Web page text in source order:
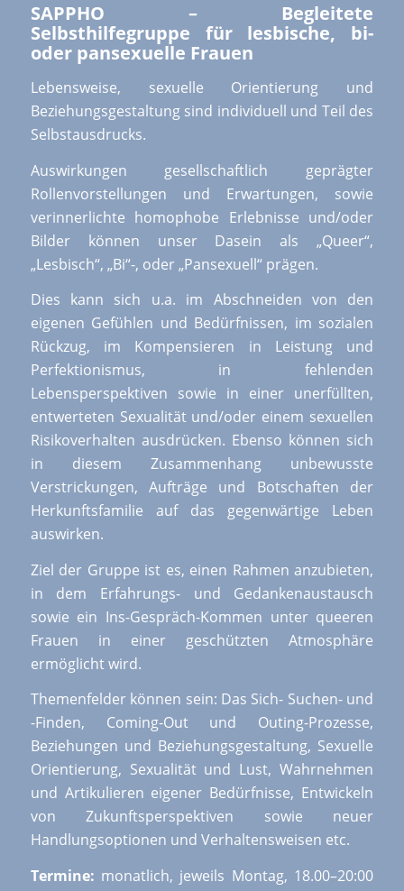
SAPPHO – Begleitete
Selbsthilfegruppe für lesbische, bi-
oder pansexuelle Frauen
Lebensweise, sexuelle Orientierung und
Beziehungsgestaltung sind individuell und Teil des
Selbstausdrucks.
Auswirkungen gesellschaftlich geprägter
Rollenvorstellungen und Erwartungen, sowie
verinnerlichte homophobe Erlebnisse und/oder
Bilder können unser Dasein als „Queer“,
„Lesbisch“, „Bi“-, oder „Pansexuell“ prägen.
Dies kann sich u.a. im Abschneiden von den
eigenen Gefühlen und Bedürfnissen, im sozialen
Rückzug, im Kompensieren in Leistung und
Perfektionismus, in fehlenden
Lebensperspektiven sowie in einer unerfüllten,
entwerteten Sexualität und/oder einem sexuellen
Risikoverhalten ausdrücken. Ebenso können sich
in diesem Zusammenhang unbewusste
Verstrickungen, Aufträge und Botschaften der
Herkunftsfamilie auf das gegenwärtige Leben
auswirken.
Ziel der Gruppe ist es, einen Rahmen anzubieten,
in dem Erfahrungs- und Gedankenaustausch
sowie ein Ins-Gespräch-Kommen unter queeren
Frauen in einer geschützten Atmosphäre
ermöglicht wird.
Themenfelder können sein: Das Sich- Suchen- und
-Finden, Coming-Out und Outing-Prozesse,
Beziehungen und Beziehungsgestaltung, Sexuelle
Orientierung, Sexualität und Lust, Wahrnehmen
und Artikulieren eigener Bedürfnisse, Entwickeln
von Zukunftsperspektiven sowie neuer
Handlungsoptionen und Verhaltensweisen etc.
Termine: monatlich, jeweils Montag, 18.00–20:00